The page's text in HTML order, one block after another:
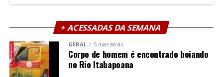
+ ACESSADAS DA SEMANA
GERAL 5 dias atrás
Corpo de homem é encontrado boiando
no Rio Itabapoana